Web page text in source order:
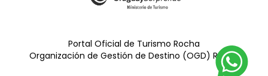
Portal Oficial de Turismo Rocha
Organización de Gestión de Destino (OGD) Rocha